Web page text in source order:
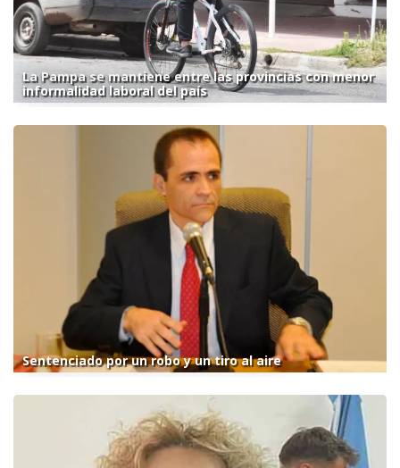
La Pampa se mantiene entre las provincias con menor
informalidad laboral del país
Sentenciado por un robo y un tiro al aire